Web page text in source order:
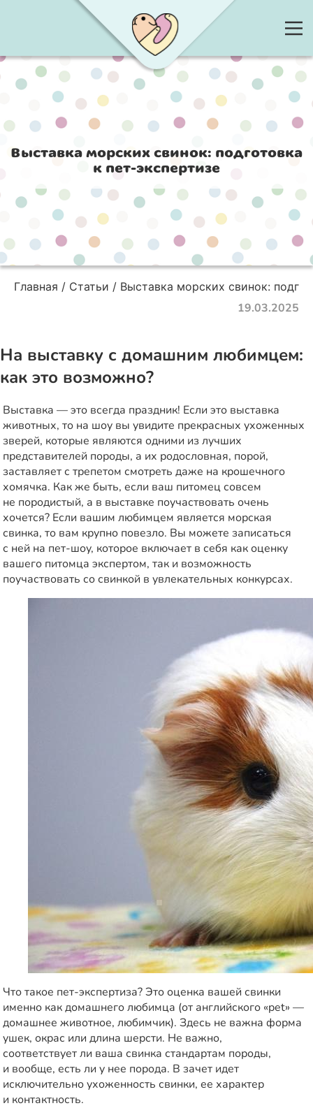
Выставка морских свинок: подготовка
к пет-экспертизе
Главная Статьи Выставка морских свинок:
19.03.2025
На выставку с домашним любимцем:
как это возможно?
Выставка — это всегда праздник! Если это выставка
животных, то на шоу вы увидите прекрасных ухоженных
зверей, которые являются одними из лучших
представителей породы, а их родословная, порой,
заставляет с трепетом смотреть даже на крошечного
хомячка. Как же быть, если ваш питомец совсем
не породистый, а в выставке поучаствовать очень
хочется? Если вашим любимцем является морская
свинка, то вам крупно повезло. Вы можете записаться
с ней на пет-шоу, которое включает в себя как оценку
вашего питомца экспертом, так и возможность
поучаствовать со свинкой в увлекательных конкурсах.
Что такое пет-экспертиза? Это оценка вашей свинки
именно как домашнего любимца (от английского «pet» —
домашнее животное, любимчик). Здесь не важна форма
ушек, окрас или длина шерсти. Не важно,
соответствует ли ваша свинка стандартам породы,
и вообще, есть ли у нее порода. В зачет идет
исключительно ухоженность свинки, ее характер
и контактность.